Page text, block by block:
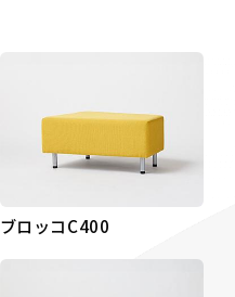
ブロッコC400